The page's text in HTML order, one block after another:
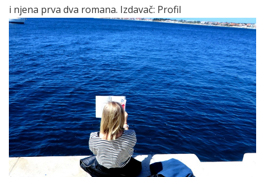
i njena prva dva romana. Izdavač: Profil